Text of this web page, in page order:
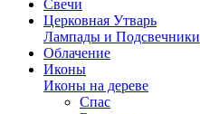
Свечи
Церковная Утварь
Лампады и Подсвечники
Облачение
Иконы
Иконы на дереве
Спас